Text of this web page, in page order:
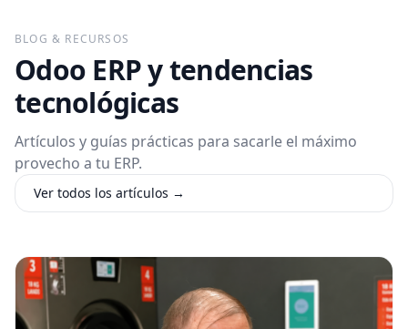
BLOG & RECURSOS
Odoo ERP y tendencias
tecnológicas
Artículos y guías prácticas para sacarle el máximo
provecho a tu ERP.
Ver todos los artículos →